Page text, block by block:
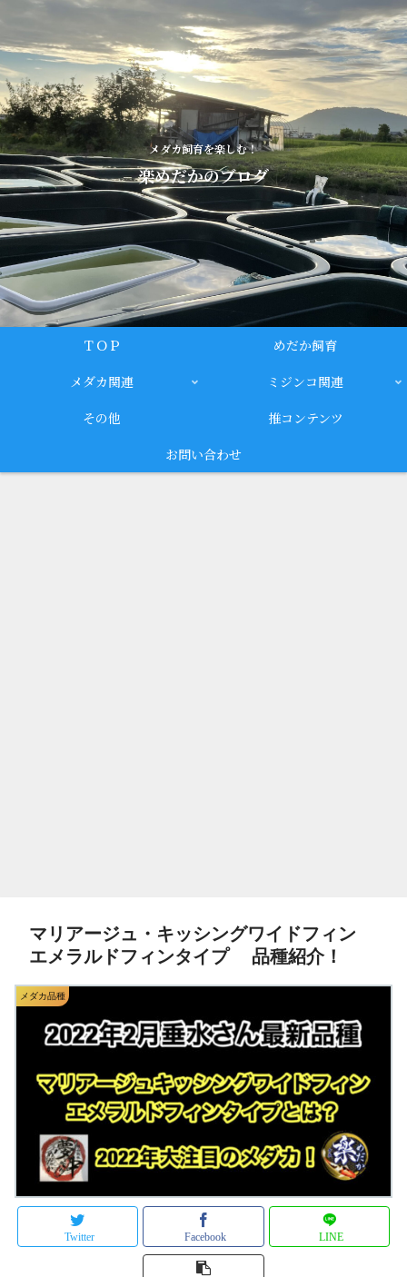
メダカ飼育を楽しむ！
楽めだかのブログ
ＴＯＰ
めだか飼育
メダカ関連
ミジンコ関連
その他
推コンテンツ
お問い合わせ
マリアージュ・キッシングワイドフィン
エメラルドフィンタイプ 品種紹介！
メダカ品種
Twitter Facebook LINE